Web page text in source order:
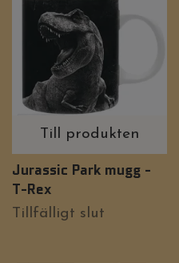
Till produkten
Jurassic Park mugg -
T-Rex
Tillfälligt slut